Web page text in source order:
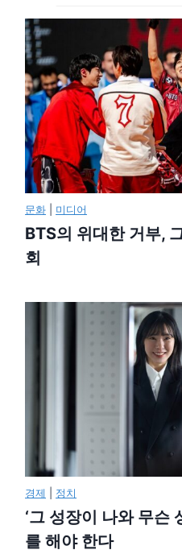
문화 미디어
BTS의 위대한 거부,
회
경제 정치
‘그 성장이 나와 무슨
를 해야 한다